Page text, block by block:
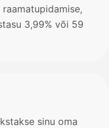
3,99% või 59
sinu oma